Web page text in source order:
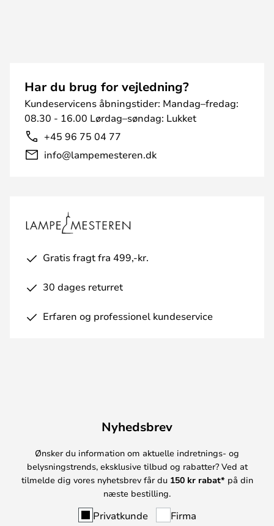
Har du brug for vejledning?
Kundeservicens åbningstider: Mandag–fredag:
08.30 - 16.00 Lørdag–søndag: Lukket
+45 96 75 04 77
info@lampemesteren.dk
Gratis fragt fra 499,-kr.
30 dages returret
Erfaren og professionel kundeservice
Nyhedsbrev
Ønsker du information om aktuelle indretnings- og
belysningstrends, eksklusive tilbud og rabatter? Ved at
tilmelde dig vores nyhetsbrev får du 150 kr rabat* på din
næste bestilling.
Privatkunde Firma